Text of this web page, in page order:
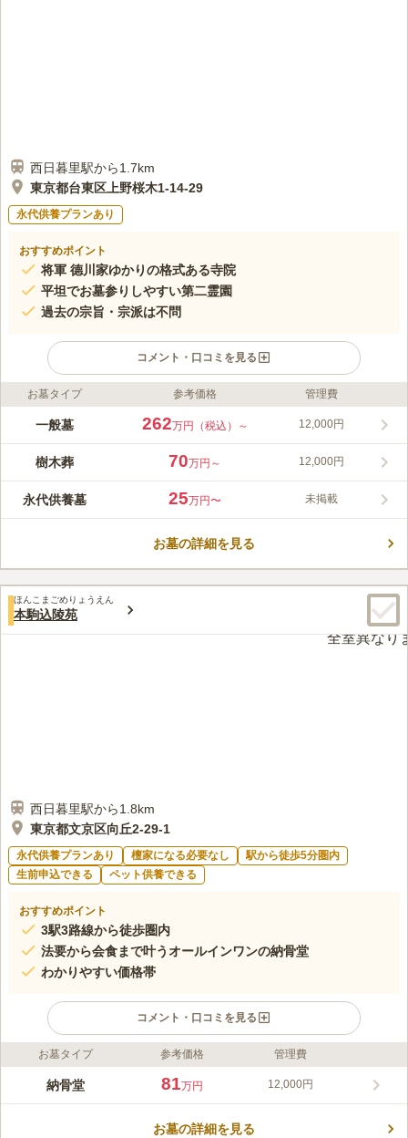
西日暮里駅から1.7km
東京都台東区上野桜木1-14-29
永代供養プランあり
おすすめポイント
将軍 德川家ゆかりの格式ある寺院
平坦でお墓参りしやすい第二霊園
過去の宗旨・宗派は不問
コメント・口コミを見る
ライフドット編集部のコメント
津梁院 第二霊園、天台宗の寺院「津梁院」によって管理・運営
中にあります。JR線「鶯谷駅」北口から徒歩約10分と交通の便
もよく、大変おすすめの墓地です。
お墓タイプ 参考価格 管理費
一般墓 262万円（税込）～ 12,000円
樹木葬 70万円～ 12,000円
永代供養墓 25万円〜 未掲載
お墓の詳細を見る
ほんこまごめりょうえん
本駒込陵苑
西日暮里駅から1.8km
東京都文京区向丘2-29-1
永代供養プランあり 檀家になる必要なし
駅から徒歩5分圏内
生前申込できる
ペット供養できる
おすすめポイント
3駅3路線から徒歩圏内
法要から会食まで叶うオールインワンの納骨堂
わかりやすい価格帯
コメント・口コミを見る
ライフドット編集部のコメント
本駒込陵苑は東京都文京区にあり、十方寺運営の2019年1月にオ
です。美しい本堂と綺麗なエントランスがあり、ソファやテーブ
お墓タイプ 参考価格 管理費
納骨堂 81万円 12,000円
お墓の詳細を見る